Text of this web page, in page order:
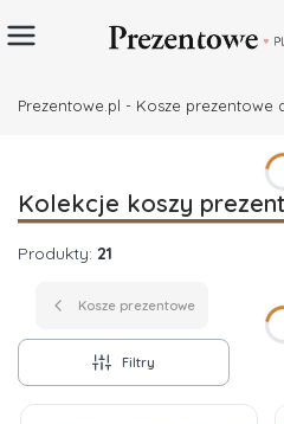
Prezentowe.pl - Kosze prezentowe
Kolekcje koszy
Produkty: 21
Kosze prezentowe
Filtry